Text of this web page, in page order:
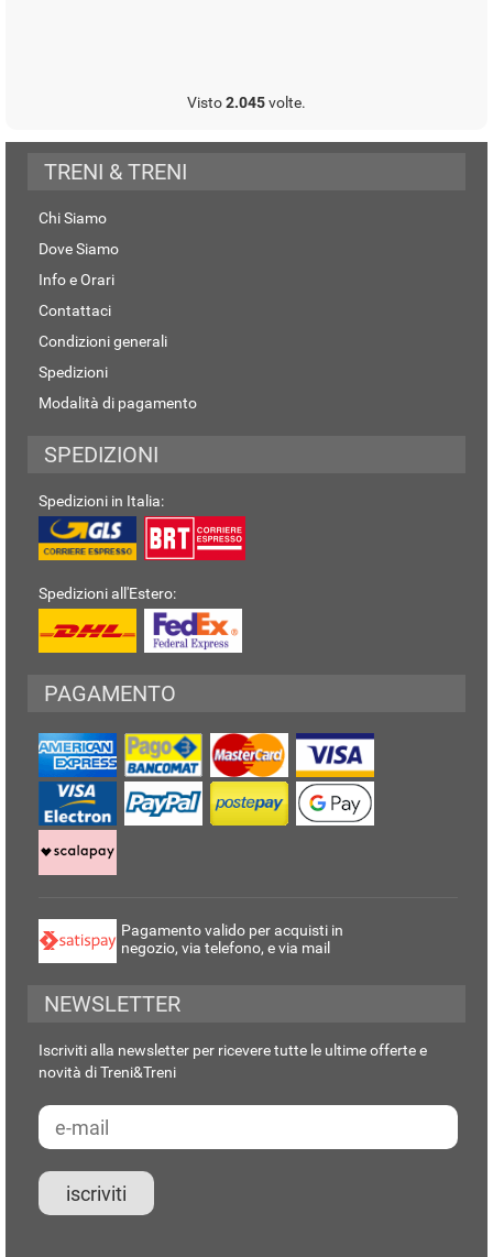
Visto2.045volte.
TRENI & TRENI
Chi Siamo
Dove Siamo
Info e Orari
Contattaci
Condizioni generali
Spedizioni
Modalità di pagamento
SPEDIZIONI
Spedizioni in Italia:
Spedizioni all'Estero:
PAGAMENTO
Pagamento valido per acquisti in
negozio, via telefono, e via mail
NEWSLETTER
Iscriviti alla newsletter per ricevere tutte le ultime offerte e
novità di Treni&Treni